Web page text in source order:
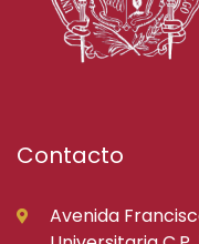
Contacto
Avenida